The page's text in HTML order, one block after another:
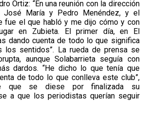
Órtiz: “En una reunión con la dirección
José María y Pedro Menéndez, y el
fue el que habló y me dijo cómo y con
en Zubieta. El primer día, en El
dando cuenta de todo lo que significa
los sentidos”. La rueda de prensa se
aunque Solabarrieta seguía con
dardos. “He dicho lo que tenía que
de todo lo que conlleva este club”,
que se diese por finalizada su
a que los periodistas querían seguir